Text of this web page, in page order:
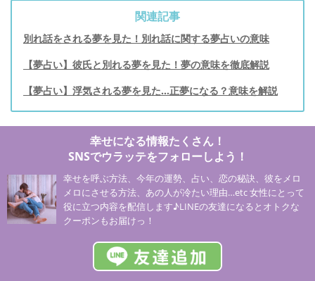
関連記事
別れ話をされる夢を見た！別れ話に関する夢占いの意味
【夢占い】彼氏と別れる夢を見た！夢の意味を徹底解説
【夢占い】浮気される夢を見た…正夢になる？意味を解説
幸せになる情報たくさん！
SNSでウラッテをフォローしよう！
幸せを呼ぶ方法、今年の運勢、占い、恋の秘訣、彼をメロ
メロにさせる方法、あの人が冷たい理由…etc 女性にとって
役に立つ内容を配信します♪LINEの友達になるとオトクな
クーポンもお届けっ！